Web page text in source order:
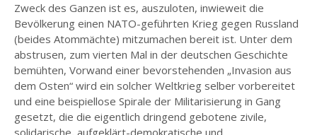
Zweck des Ganzen ist es, auszuloten, inwieweit die
Bevölkerung einen NATO-geführten Krieg gegen Russland
(beides Atommächte) mitzumachen bereit ist. Unter dem
abstrusen, zum vierten Mal in der deutschen Geschichte
bemühten, Vorwand einer bevorstehenden „Invasion aus
dem Osten“ wird ein solcher Weltkrieg selber vorbereitet
und eine beispiellose Spirale der Militarisierung in Gang
gesetzt, die die eigentlich dringend gebotene zivile,